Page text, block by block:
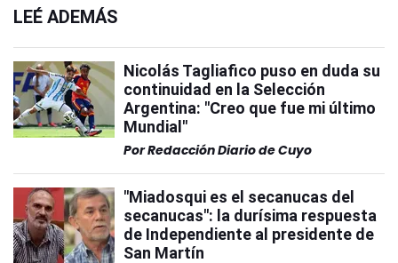
LEÉ ADEMÁS
Nicolás Tagliafico puso en duda su
continuidad en la Selección
Argentina: "Creo que fue mi último
Mundial"
PorRedacción Diario de Cuyo
"Miadosqui es el secanucas del
secanucas": la durísima respuesta
de Independiente al presidente de
San Martín